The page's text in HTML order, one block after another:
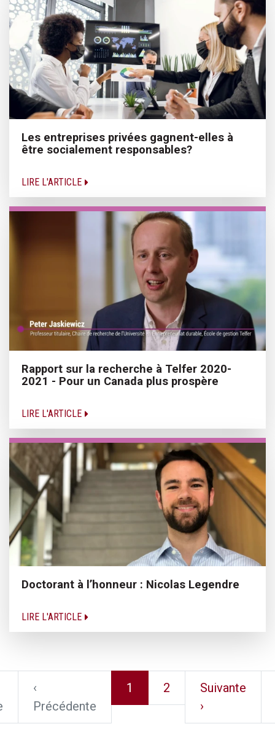
Les entreprises privées gagnent-elles à
être socialement responsables?
LIRE L'ARTICLE
Rapport sur la recherche à Telfer 2020-
2021 - Pour un Canada plus prospère
LIRE L'ARTICLE
Doctorant à l’honneur : Nicolas Legendre
LIRE L'ARTICLE
‹
Précédente
1 2
Suivante
›